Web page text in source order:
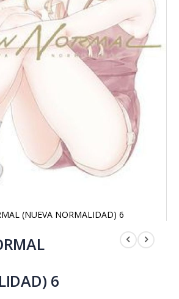
(NUEVA NORMALIDAD) 6
6